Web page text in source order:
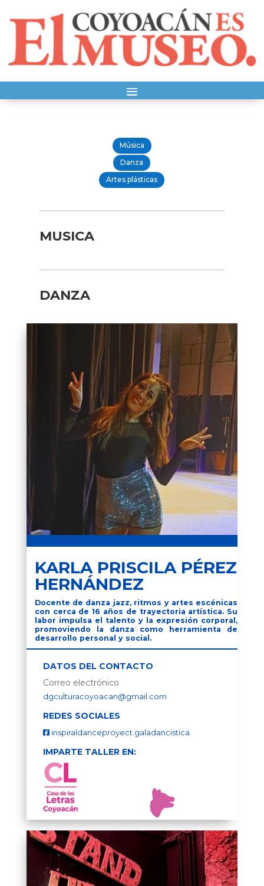
Música
Danza
Artes plásticas
MUSICA
DANZA
KARLA PRISCILA PÉREZ
HERNÁNDEZ
Docente de danza jazz, ritmos y artes escénicas
con cerca de 16 años de trayectoria artística. Su
labor impulsa el talento y la expresión corporal,
promoviendo la danza como herramienta de
desarrollo personal y social.
DATOS DEL CONTACTO
Correo electrónico
dgculturacoyoacan@gmail.com
REDES SOCIALES
inspiraldanceproyect.galadancistica
IMPARTE TALLER EN: